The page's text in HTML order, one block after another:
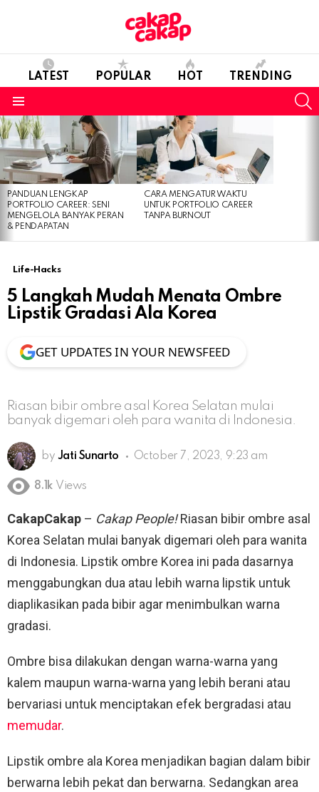
LATEST POPULAR HOT TRENDING
LATEST
STORIES
PANDUAN LENGKAP
PORTFOLIO CAREER: SENI
MENGELOLA BANYAK PERAN
& PENDAPATAN
CARA MENGATUR WAKTU
UNTUK PORTFOLIO CAREER
TANPA BURNOUT
Life-Hacks
5 Langkah Mudah Menata Ombre
Lipstik Gradasi Ala Korea
GET UPDATES IN YOUR NEWSFEED
Riasan bibir ombre asal Korea Selatan mulai
banyak digemari oleh para wanita di Indonesia.
by Jati Sunarto October 7, 2023, 9:23 am
8.1k Views
CakapCakap – Cakap People!Riasan bibir ombre asal
Korea Selatan mulai banyak digemari oleh para wanita
di Indonesia. Lipstik ombre Korea ini pada dasarnya
menggabungkan dua atau lebih warna lipstik untuk
diaplikasikan pada bibir agar menimbulkan warna
gradasi.
Ombre bisa dilakukan dengan warna-warna yang
kalem maupun warna-warna yang lebih berani atau
bervariasi untuk menciptakan efek bergradasi atau
memudar.
Lipstik ombre ala Korea menjadikan bagian dalam bibir
berwarna lebih pekat dan berwarna. Sedangkan area